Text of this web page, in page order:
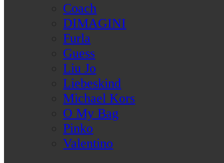
Coach
DIMAGINI
Furla
Guess
Liu Jo
Liebeskind
Michael Kors
O My Bag
Pinko
Valentino